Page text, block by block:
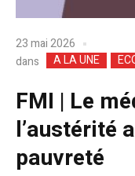
23 mai 2026
dans
A LA UNE
FMI | Le
l’austérité
pauvreté